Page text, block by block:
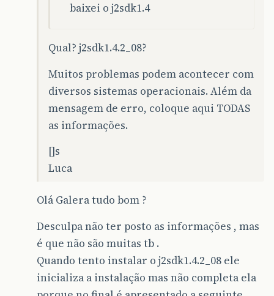
baixei o j2sdk1.4
Qual? j2sdk1.4.2_08?
Muitos problemas podem acontecer com
diversos sistemas operacionais. Além da
mensagem de erro, coloque aqui TODAS
as informações.
[]s
Luca
Olá Galera tudo bom ?
Desculpa não ter posto as informações , mas
é que não são muitas tb .
Quando tento instalar o j2sdk1.4.2_08 ele
inicializa a instalação mas não completa ela